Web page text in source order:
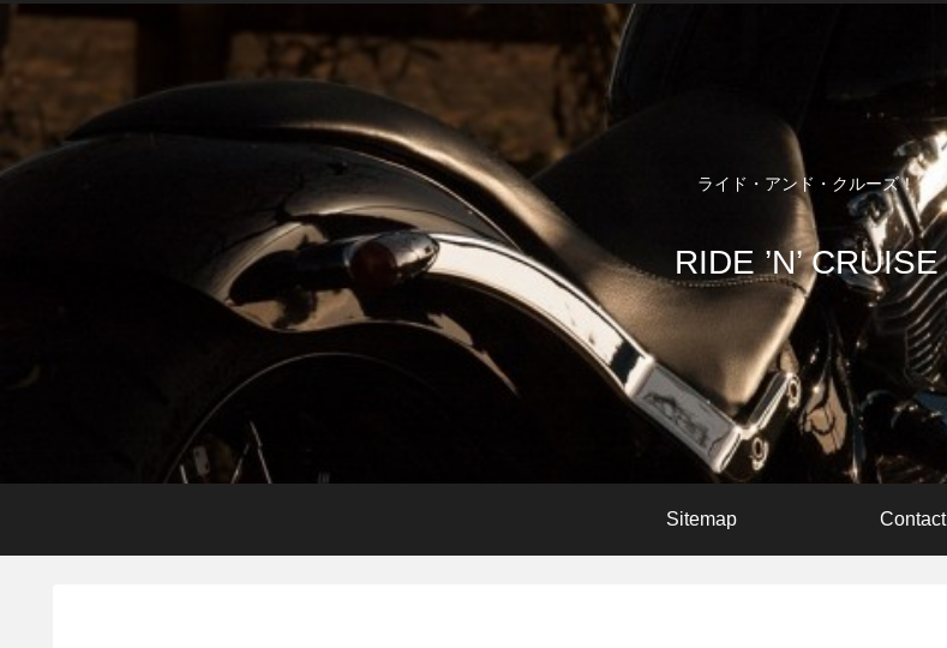
ライド・アンド・クルーズ！
RIDE ’N’ CRUISE
Sitemap Contact